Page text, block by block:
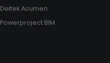
Deltek Acumen
Powerproject BIM